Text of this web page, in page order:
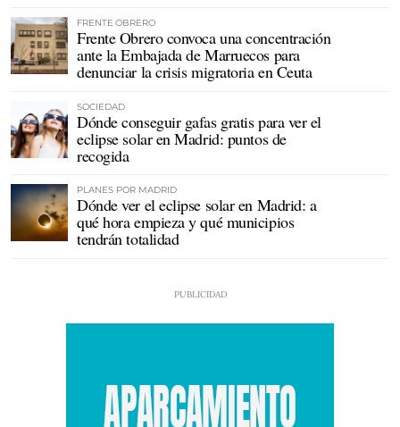
FRENTE OBRERO
Frente Obrero convoca una concentración
ante la Embajada de Marruecos para
denunciar la crisis migratoria en Ceuta
SOCIEDAD
Dónde conseguir gafas gratis para ver el
eclipse solar en Madrid: puntos de
recogida
PLANES POR MADRID
Dónde ver el eclipse solar en Madrid: a
qué hora empieza y qué municipios
tendrán totalidad